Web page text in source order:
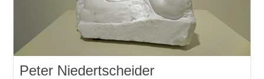
Peter Niedertscheider